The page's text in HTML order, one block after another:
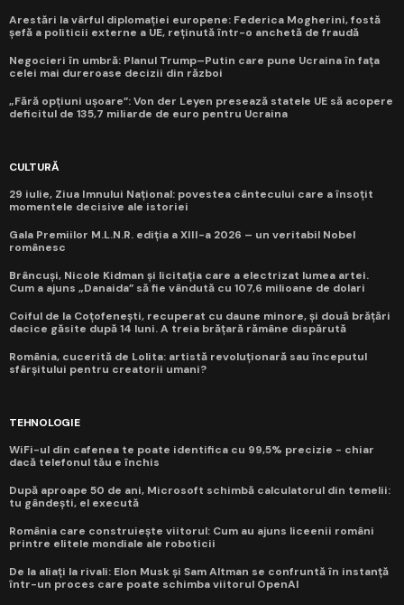
Arestări la vârful diplomației europene: Federica Mogherini, fostă
șefă a politicii externe a UE, reținută într-o anchetă de fraudă
Negocieri în umbră: Planul Trump–Putin care pune Ucraina în fața
celei mai dureroase decizii din război
„Fără opțiuni ușoare”: Von der Leyen presează statele UE să acopere
deficitul de 135,7 miliarde de euro pentru Ucraina
CULTURĂ
29 iulie, Ziua Imnului Național: povestea cântecului care a însoțit
momentele decisive ale istoriei
Gala Premiilor M.L.N.R. ediția a XIII-a 2026 – un veritabil Nobel
românesc
Brâncuși, Nicole Kidman și licitația care a electrizat lumea artei.
Cum a ajuns „Danaida” să fie vândută cu 107,6 milioane de dolari
Coiful de la Coțofenești, recuperat cu daune minore, și două brățări
dacice găsite după 14 luni. A treia brățară rămâne dispărută
România, cucerită de Lolita: artistă revoluționară sau începutul
sfârșitului pentru creatorii umani?
TEHNOLOGIE
WiFi-ul din cafenea te poate identifica cu 99,5% precizie - chiar
dacă telefonul tău e închis
După aproape 50 de ani, Microsoft schimbă calculatorul din temelii:
tu gândești, el execută
România care construiește viitorul: Cum au ajuns liceenii români
printre elitele mondiale ale roboticii
De la aliați la rivali: Elon Musk și Sam Altman se confruntă în instanță
într-un proces care poate schimba viitorul OpenAI